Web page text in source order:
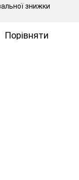
знижки
Порівняти